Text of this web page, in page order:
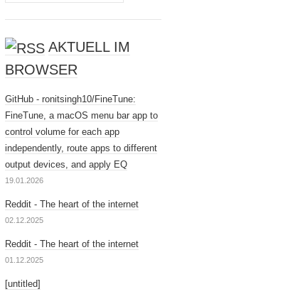
AKTUELL IM
BROWSER
GitHub - ronitsingh10/FineTune:
FineTune, a macOS menu bar app to
control volume for each app
independently, route apps to different
output devices, and apply EQ
19.01.2026
Reddit - The heart of the internet
02.12.2025
Reddit - The heart of the internet
01.12.2025
[untitled]